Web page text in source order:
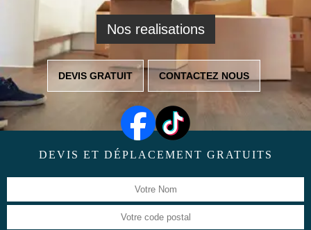
Nos realisations
DEVIS GRATUIT CONTACTEZ NOUS
DEVIS ET DÉPLACEMENT GRATUITS